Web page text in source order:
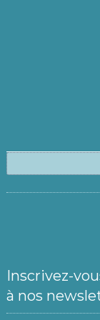
Inscrivez-
à nos